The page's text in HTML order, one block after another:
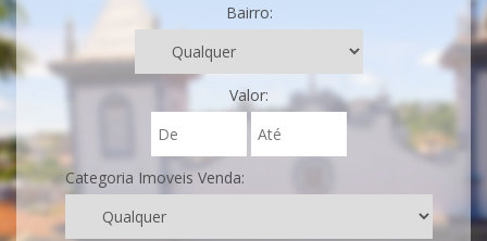
Bairro:
Valor:
Categoria Imoveis Venda: